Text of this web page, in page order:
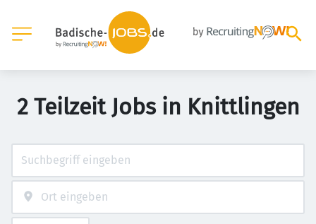
2 Teilzeit Jobs in Knittlingen